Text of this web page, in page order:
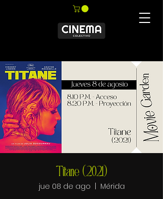
Titane (2021)
jue 08 de ago
Mérida